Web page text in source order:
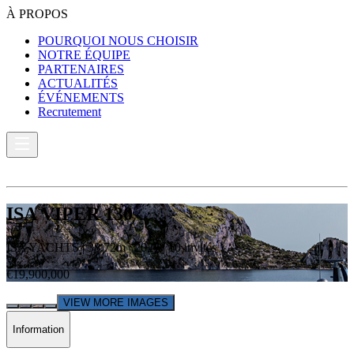
À PROPOS
POURQUOI NOUS CHOISIR
NOTRE ÉQUIPE
PARTENAIRES
ACTUALITÉS
ÉVÉNEMENTS
Recrutement
ISA VIPER 130
ISA YACHTS|38.72m |2027|10 invités
€19,900,000
VIEW MORE IMAGES
Information